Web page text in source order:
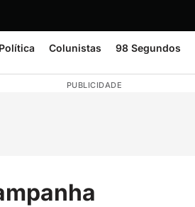
Política Colunistas 98 Segundos
PUBLICIDADE